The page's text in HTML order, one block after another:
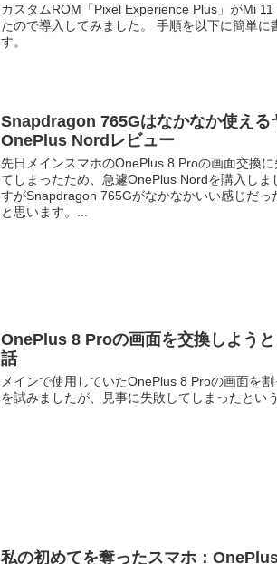
カスタムROM「Pixel Experience Plus」がMi
たので導入してみました。 手順を以下に簡単に
す。
Snapdragon 765Gはなかなか使える
OnePlus Nordレビュー
先日メインスマホのOnePlus 8 Proの画面交換
てしまったため、急遽OnePlus Nordを購入しま
すがSnapdragon 765Gがなかなかいい感じだっ
と思います。...
OnePlus 8 Proの画面を交換しよう
話
メインで使用していたOnePlus 8 Proの画面を
を試みましたが、見事に失敗してしまったとい
私の初めてを奪ったスマホ：